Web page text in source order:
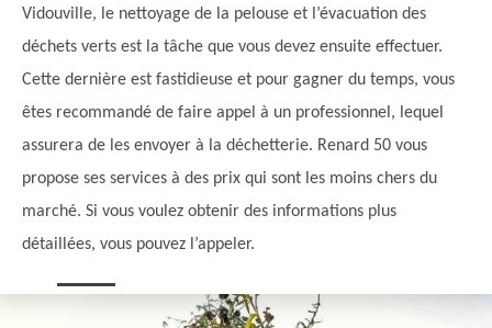
Vidouville, le nettoyage de la pelouse et l’évacuation des
déchets verts est la tâche que vous devez ensuite effectuer.
Cette dernière est fastidieuse et pour gagner du temps, vous
êtes recommandé de faire appel à un professionnel, lequel
assurera de les envoyer à la déchetterie. Renard 50 vous
propose ses services à des prix qui sont les moins chers du
marché. Si vous voulez obtenir des informations plus
détaillées, vous pouvez l’appeler.